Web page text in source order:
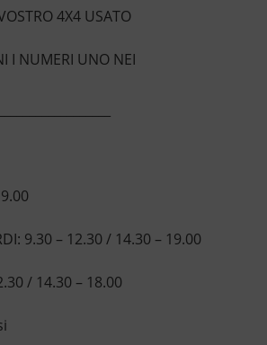
4X4 USATO
I NUMERI UNO NEI
9.30 – 12.30 / 14.30 – 19.00
/ 14.30 – 18.00